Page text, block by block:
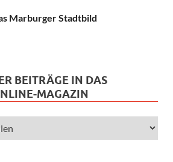
Marburger Stadtbild
BEITRÄGE IN DAS
MAGAZIN